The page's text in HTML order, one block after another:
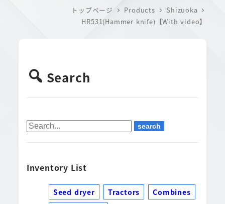
トップページ Products
Shizuoka
HR531(Hammer knife)【With video】
Search
Inventory List
Seed dryer Tractors
Combines